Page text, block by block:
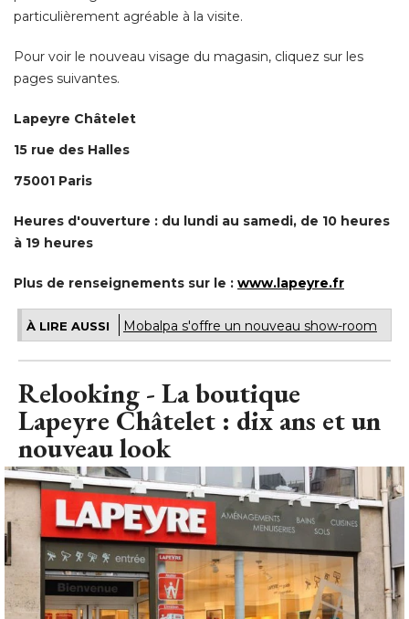
particulièrement agréable à la visite.
Pour voir le nouveau visage du magasin, cliquez sur les
pages suivantes.
Lapeyre Châtelet
15 rue des Halles
75001 Paris
Heures d'ouverture : du lundi au samedi, de 10 heures
à 19 heures
Plus de renseignements sur le : www.lapeyre.fr
À LIRE AUSSI Mobalpa s'offre un nouveau show-room
Relooking - La boutique
Lapeyre Châtelet : dix ans et un
nouveau look